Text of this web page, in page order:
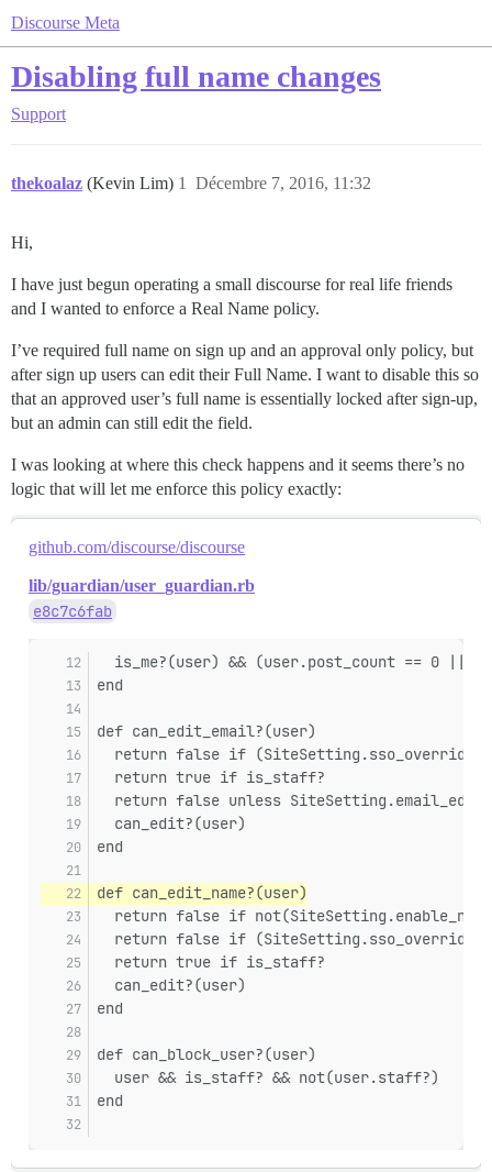
Discourse Meta
Disabling full name changes
Support
thekoalaz (Kevin Lim) Décembre 7, 2016, 11:32
1
Hi,
I have just begun operating a small discourse for real life friends
and I wanted to enforce a Real Name policy.
I’ve required full name on sign up and an approval only policy, but
after sign up users can edit their Full Name. I want to disable this so
that an approved user’s full name is essentially locked after sign-up,
but an admin can still edit the field.
I was looking at where this check happens and it seems there’s no
logic that will let me enforce this policy exactly:
github.com/discourse/discourse
lib/guardian/user_guardian.rb
e8c7c6fab
is_me?(user) && (user.post_count == 0 ||
end
def can_edit_email?(user)
return false if
  return true if is_staff?
return false unless
  can_edit?(user)
end
def can_edit_name?(user)
return false if
return false if
  return true if is_staff?
  can_edit?(user)
end
def can_block_user?(user)
  user && is_staff? && not(user.staff?)
end